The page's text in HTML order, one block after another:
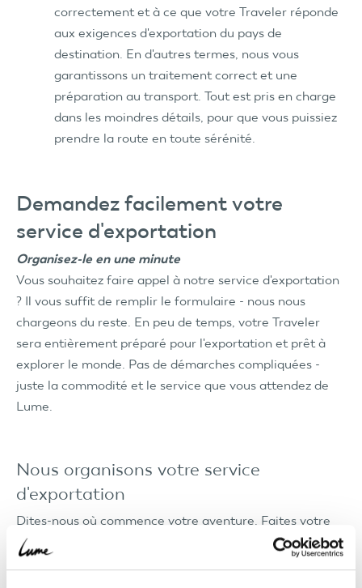
correctement et à ce que votre Traveler réponde
aux exigences d'exportation du pays de
destination. En d'autres termes, nous vous
garantissons un traitement correct et une
préparation au transport. Tout est pris en charge
dans les moindres détails, pour que vous puissiez
prendre la route en toute sérénité.
Demandez facilement votre
service d'exportation
Organisez-le en une minute
Vous souhaitez faire appel à notre service d'exportation
? Il vous suffit de remplir le formulaire - nous nous
chargeons du reste. En peu de temps, votre Traveler
sera entièrement préparé pour l'exportation et prêt à
explorer le monde. Pas de démarches compliquées -
juste la commodité et le service que vous attendez de
Lume.
Nous organisons votre service
d'exportation
Dites-nous où commence votre aventure. Faites votre
demande d'exportation dès aujourd'hui et prenez la
route vers votre destination internationale en toute